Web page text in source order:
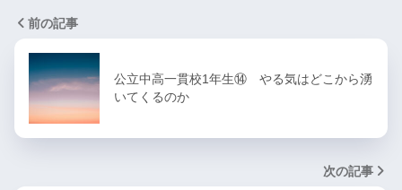
前の記事
公立中高一貫校1年生⑭ やる気はどこから湧
いてくるのか
次の記事